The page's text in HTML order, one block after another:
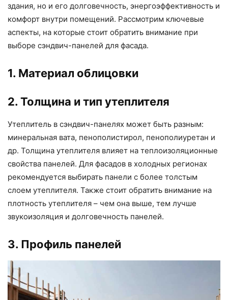
здания, но и его долговечность, энергоэффективность и
комфорт внутри помещений. Рассмотрим ключевые
аспекты, на которые стоит обратить внимание при
выборе сэндвич-панелей для фасада.
1. Материал облицовки
2. Толщина и тип утеплителя
Утеплитель в сэндвич-панелях может быть разным:
минеральная вата, пенополистирол, пенополиуретан и
др. Толщина утеплителя влияет на теплоизоляционные
свойства панелей. Для фасадов в холодных регионах
рекомендуется выбирать панели с более толстым
слоем утеплителя. Также стоит обратить внимание на
плотность утеплителя – чем она выше, тем лучше
звукоизоляция и долговечность панелей.
3. Профиль панелей